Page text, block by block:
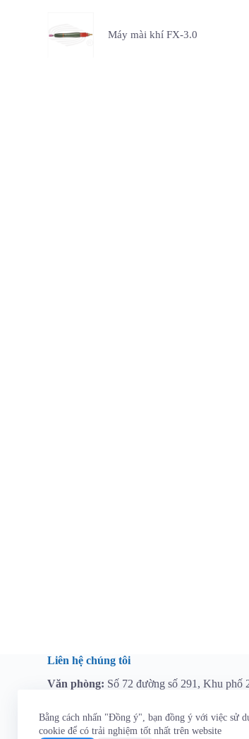
Bằng cách nhấn "Đồng ý", bạn đồng ý với việc sử
cookie để có trải nghiệm tốt nhất trên website
Máy mài khí FX-3.0
Liên hệ chúng tôi
Văn phòng: Số 72 đường số 291, Khu phố
Email: tainguyen@t3aindustry.com